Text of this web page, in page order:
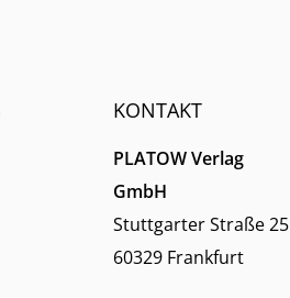
KONTAKT
PLATOW Verlag
GmbH
Stuttgarter Straße 25
60329 Frankfurt